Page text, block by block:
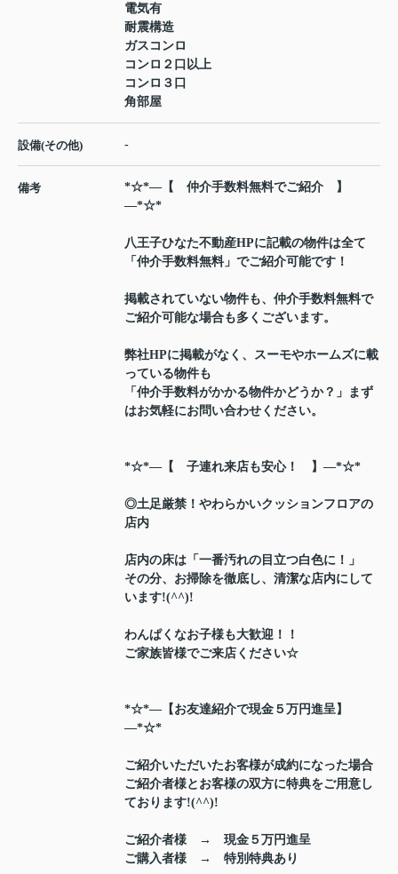
電気有
耐震構造
ガスコンロ
コンロ２口以上
コンロ３口
角部屋
設備(その他) -
備考
*☆*―【 仲介手数料無料でご紹介 】
―*☆*
八王子ひなた不動産HPに記載の物件は全て
「仲介手数料無料」でご紹介可能です！
掲載されていない物件も、仲介手数料無料で
ご紹介可能な場合も多くございます。
弊社HPに掲載がなく、スーモやホームズに載
っている物件も
「仲介手数料がかかる物件かどうか？」まず
はお気軽にお問い合わせください。
*☆*―【 子連れ来店も安心！ 】―*☆*
◎土足厳禁！やわらかいクッションフロアの
店内
店内の床は「一番汚れの目立つ白色に！」
その分、お掃除を徹底し、清潔な店内にして
います!(^^)!
わんぱくなお子様も大歓迎！！
ご家族皆様でご来店ください☆
*☆*―【お友達紹介で現金５万円進呈】
―*☆*
ご紹介いただいたお客様が成約になった場合
ご紹介者様とお客様の双方に特典をご用意し
ております!(^^)!
ご紹介者様 → 現金５万円進呈
ご購入者様 → 特別特典あり